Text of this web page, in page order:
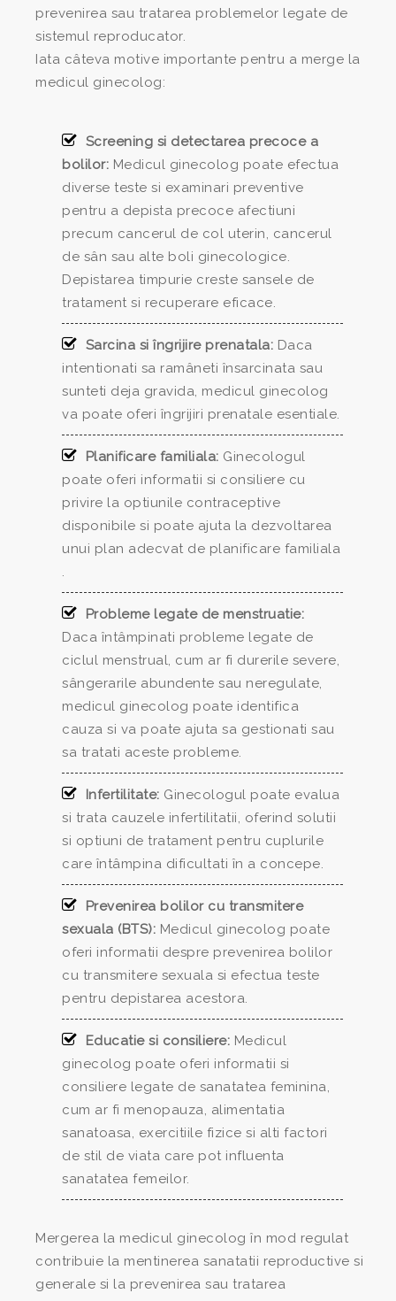
prevenirea sau tratarea problemelor legate de
sistemul reproducator.
Iata câteva motive importante pentru a merge la
medicul ginecolog:
Screening si detectarea precoce a
bolilor: Medicul ginecolog poate efectua
diverse teste si examinari preventive
pentru a depista precoce afectiuni
precum cancerul de col uterin, cancerul
de sân sau alte boli ginecologice.
Depistarea timpurie creste sansele de
tratament si recuperare eficace.
Sarcina si îngrijire prenatala: Daca
intentionati sa ramâneti însarcinata sau
sunteti deja gravida, medicul ginecolog
va poate oferi îngrijiri prenatale esentiale.
Planificare familiala: Ginecologul
poate oferi informatii si consiliere cu
privire la optiunile contraceptive
disponibile si poate ajuta la dezvoltarea
unui plan adecvat de planificare familiala
.
Probleme legate de menstruatie:
Daca întâmpinati probleme legate de
ciclul menstrual, cum ar fi durerile severe,
sângerarile abundente sau neregulate,
medicul ginecolog poate identifica
cauza si va poate ajuta sa gestionati sau
sa tratati aceste probleme.
Infertilitate: Ginecologul poate evalua
si trata cauzele infertilitatii, oferind solutii
si optiuni de tratament pentru cuplurile
care întâmpina dificultati în a concepe.
Prevenirea bolilor cu transmitere
sexuala (BTS): Medicul ginecolog poate
oferi informatii despre prevenirea bolilor
cu transmitere sexuala si efectua teste
pentru depistarea acestora.
Educatie si consiliere: Medicul
ginecolog poate oferi informatii si
consiliere legate de sanatatea feminina,
cum ar fi menopauza, alimentatia
sanatoasa, exercitiile fizice si alti factori
de stil de viata care pot influenta
sanatatea femeilor.
Mergerea la medicul ginecolog în mod regulat
contribuie la mentinerea sanatatii reproductive si
generale si la prevenirea sau tratarea